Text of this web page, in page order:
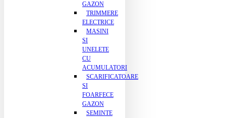
GAZON
TRIMMERE
ELECTRICE
MASINI
SI
UNELETE
CU
ACUMULATORI
SCARIFICATOARE
SI
FOARFECE
GAZON
SEMINTE